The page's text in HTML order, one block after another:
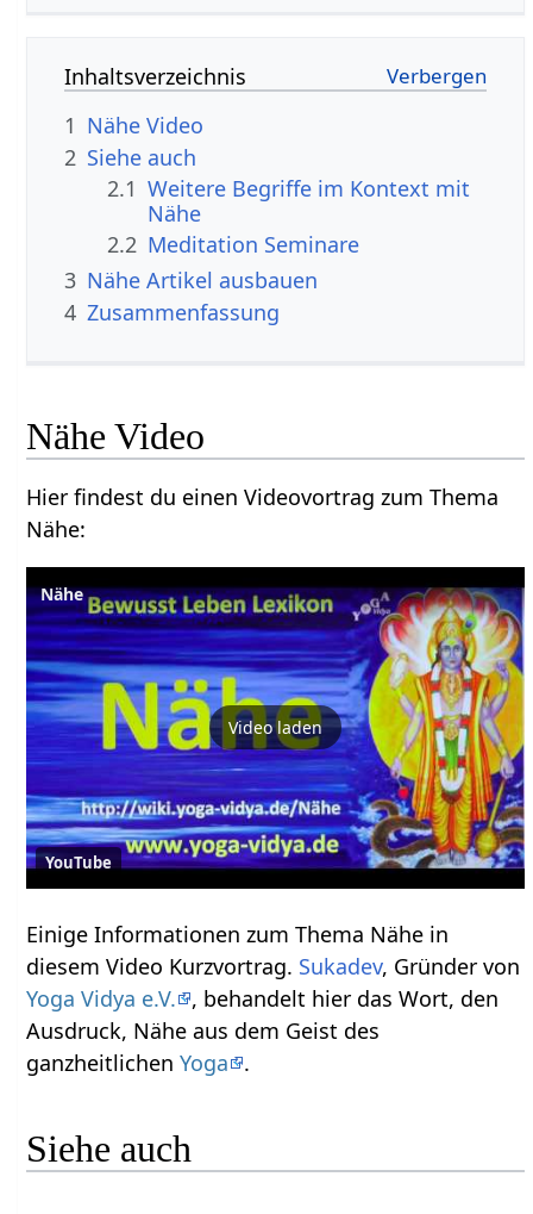
Inhaltsverzeichnis
1
Nähe‏‎ Video
2 Siehe auch
2.1 Weitere Begriffe im Kontext mit
2.2 Meditation Seminare
3
Nähe‏‎ Artikel ausbauen
4 Zusammenfassung
Nähe‏‎ Video
Hier findest du einen Videovortrag zum Thema
Nähe‏‎:
Nähe
Video laden
YouTube
Einige Informationen zum Thema Nähe‏‎ in
diesem Video Kurzvortrag. Sukadev, Gründer von
Yoga Vidya e.V.
, behandelt hier das Wort, den
Ausdruck, Nähe‏‎ aus dem Geist des
ganzheitlichenYoga .
Siehe auch